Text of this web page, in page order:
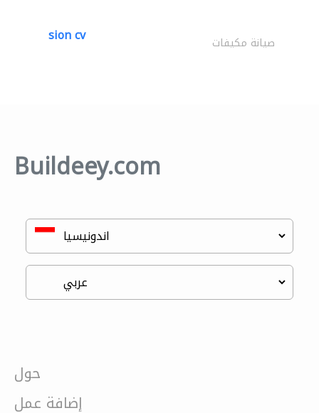
sion cv صيانة مكيفات
Buildeey.com
حول
إضافة عمل